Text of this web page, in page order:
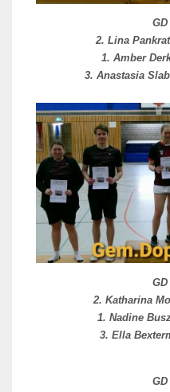
2. Lina
1. Amber
3. Anastasia
2. Katharina
1. Nadine
3. Ella